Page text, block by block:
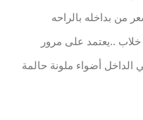
من بداخله بالراحه
..يعتمد على مرور
الداخل أضواء ملونة حالمة